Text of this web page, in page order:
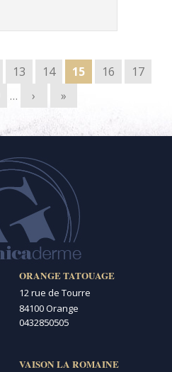
13 14 15 16
17
… › »
ORANGE TATOUAGE
12 rue de Tourre
84100 Orange
0432850505
VAISON LA ROMAINE